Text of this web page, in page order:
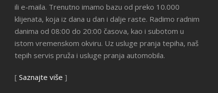
ili e-maila. Trenutno imamo bazu od preko 10.000
klijenata, koja iz dana u dan i dalje raste. Radimo radnim
danima od 08:00 do 20:00 časova, kao i subotom u
istom vremenskom okviru. Uz usluge pranja tepiha, naš
tepih servis pruža i usluge pranja automobila.
[ Saznajte više ]